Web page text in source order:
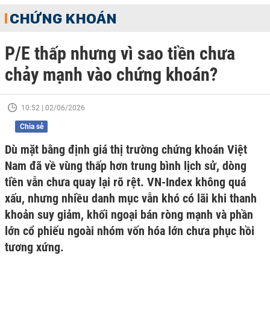
CHỨNG KHOÁN
P/E thấp nhưng vì sao tiền chưa
chảy mạnh vào chứng khoán?
10:52 | 02/06/2026
Chia sẻ
Dù mặt bằng định giá thị trường chứng khoán Việt
Nam đã về vùng thấp hơn trung bình lịch sử, dòng
tiền vẫn chưa quay lại rõ rệt. VN-Index không quá
xấu, nhưng nhiều danh mục vẫn khó có lãi khi thanh
khoản suy giảm, khối ngoại bán ròng mạnh và phần
lớn cổ phiếu ngoài nhóm vốn hóa lớn chưa phục hồi
tương xứng.